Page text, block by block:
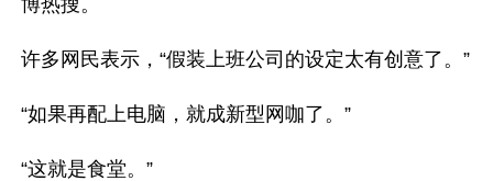
博热搜。
许多网民表示，“假装上班公司的设定太有创意了。”
“如果再配上电脑，就成新型网咖了。”
“这就是食堂。”